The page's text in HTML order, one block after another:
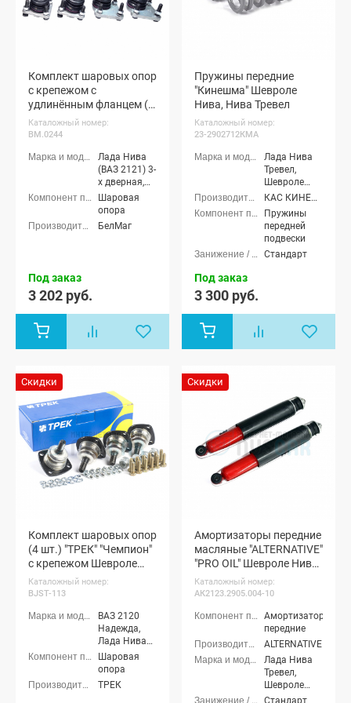
2123)
Комплект шаровых опор
с крепежом с
удлинённым фланцем (2
шт.) с наклонным
фланцем (2 шт.)
Лада Нива 4х4, Шевроле
Нива, Нива Тревел (с
Каталожный номер:
BM.0244
Лада Нива
(ВАЗ 2121) 3-
х дверная,
Лада Нива
4x4 (ВАЗ
21213-214)
3-х дверная,
4x4 (Урбан)
Пикап, Лада
Нива Тревел,
Шевроле
Нива (ВАЗ
2123)
Шаровая
опора
БелМаг
Под заказ
3 202 руб.
Пружины передние
"Кинешма" Шевроле
Нива, Нива Тревел
Каталожный номер:
23-2902712КМА
Лада Нива
Тревел,
Шевроле
Нива (ВАЗ
2123)
КАС КИНЕШМА (КейЭйСи)
Пружины
передней
подвески
Стандарт
Под заказ
3 300 руб.
Скидки
Комплект шаровых опор
(4 шт.) "ТРЕК" "Чемпион"
c крепежом Шевроле
Нива, Нива Тревел
Каталожный номер:
BJST-113
ВАЗ 2120
Надежда,
Лада Нива
(ВАЗ 2121) 3-
х дверная,
Лада Нива
4x4 (ВАЗ
Шаровая
опора
ТРЕК
Скидки
Амортизаторы передние
масляные "ALTERNATIVE"
"PRO OIL" Шевроле Нива,
Нива Тревел
Каталожный номер:
АК2123.2905.004-10
Амортизаторы
передние
ALTERNATIVE
Лада Нива
Тревел,
Шевроле
Нива (ВАЗ